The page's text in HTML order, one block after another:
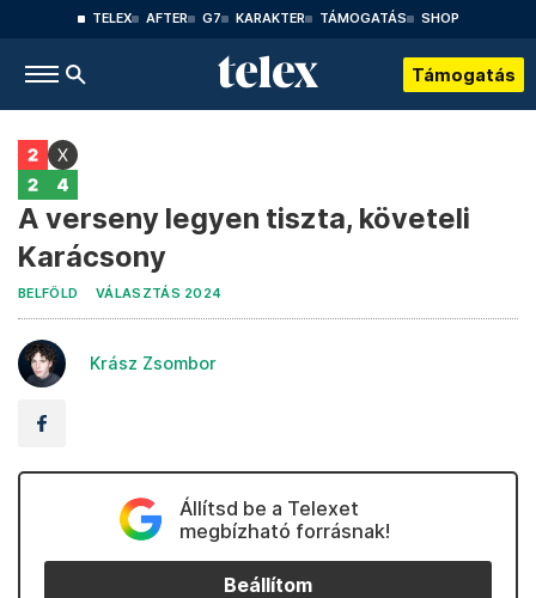
TELEX AFTER G7 KARAKTER TÁMOGATÁS SHOP
Támogatás
A verseny legyen tiszta, követeli
Karácsony
BELFÖLD VÁLASZTÁS 2024
Krász Zsombor
Állítsd be a Telexet
megbízható forrásnak!
Beállítom